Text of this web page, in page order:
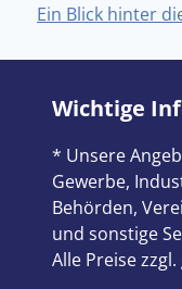
Ein Blick hinter
Wichtige
* Unsere
Gewerbe,
Behörden,
und sonstige
Alle Preise